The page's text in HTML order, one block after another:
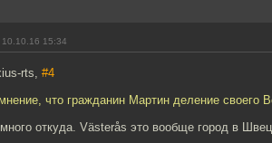
10.10.16 15:34
rts, #4
что гражданин Мартин деление своего
откуда. Västerås это вообще город в